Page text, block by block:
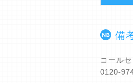
備
コール
0120-